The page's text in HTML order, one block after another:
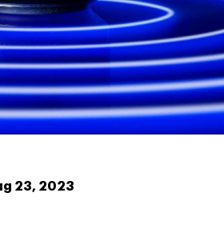
23, 2023